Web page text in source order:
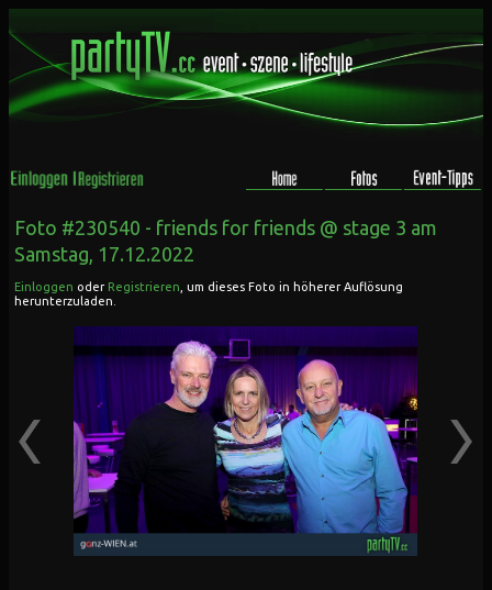
Foto #230540 - friends for friends @ stage 3 am
Samstag, 17.12.2022
Einloggen oder Registrieren , um dieses Foto in höherer Auflösung
herunterzuladen.